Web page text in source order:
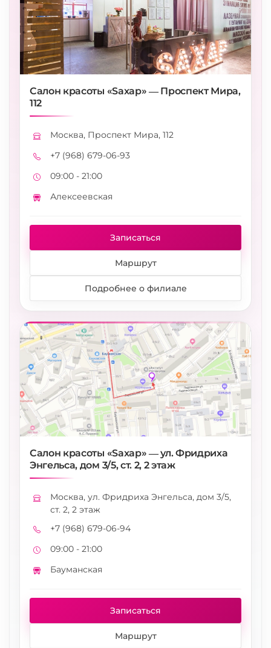
Салон красоты «Saxap» — Проспект Мира,
112
Адрес
Москва, Проспект Мира, 112
Телефон
+7 (968) 679-06-93
Режим работы
09:00 - 21:00
Метро
Алексеевская
Записаться
Маршрут
Подробнее о филиале
Салон красоты «Saxap» — ул. Фридриха
Энгельса, дом 3/5, ст. 2, 2 этаж
Адрес
Москва, ул. Фридриха Энгельса, дом 3/5,
ст. 2, 2 этаж
Телефон
+7 (968) 679-06-94
Режим работы
09:00 - 21:00
Метро
Бауманская
Записаться
Маршрут